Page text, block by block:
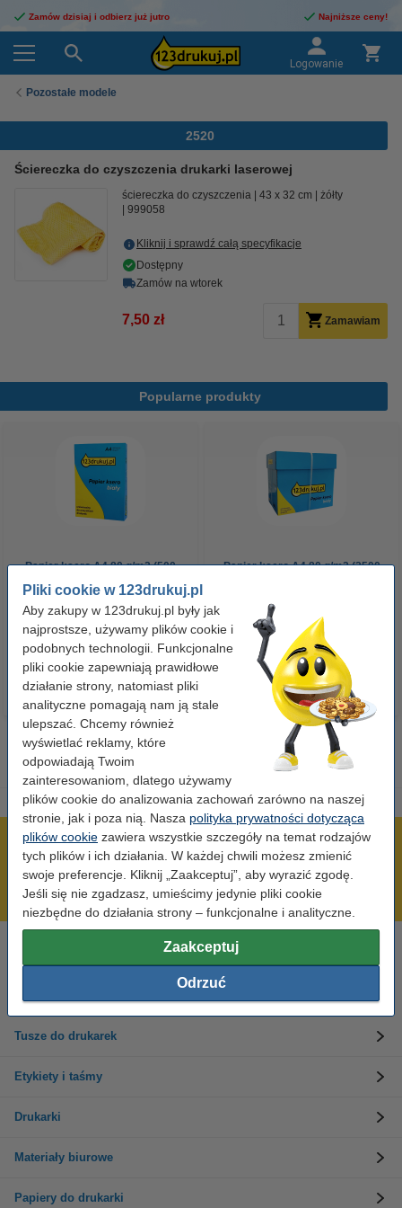
Pliki cookie w 123drukuj.pl
Aby zakupy w 123drukuj.pl były jak
najprostsze, używamy plików cookie i
podobnych technologii. Funkcjonalne
pliki cookie zapewniają prawidłowe
działanie strony, natomiast pliki
analityczne pomagają nam ją stale
ulepszać. Chcemy również
wyświetlać reklamy, które
odpowiadają Twoim
zainteresowaniom, dlatego używamy
plików cookie do analizowania zachowań zarówno na naszej
stronie, jak i poza nią. Nasza polityka prywatności dotycząca
plików cookie zawiera wszystkie szczegóły na temat rodzajów
tych plików i ich działania. W każdej chwili możesz zmienić
swoje preferencje. Kliknij „Zaakceptuj”, aby wyrazić zgodę.
Jeśli się nie zgadzasz, umieścimy jedynie pliki cookie
niezbędne do działania strony – funkcjonalne i analityczne.
Zaakceptuj
Odrzuć
Zamów dzisiaj i odbierz już jutro Najniższe ceny!
Logowanie
Pozostałe modele
2520
Ściereczka do czyszczenia drukarki laserowej
ściereczka do czyszczenia 43 x 32 cm
żółty
999058
Kliknij i sprawdź całą specyfikacje
Dostępny
Zamów na wtorek
7,50 zł Zamawiam
Popularne produkty
Papier ksero A4 80 g/m2 (500
szt.), 123drukuj
23,00 zł z VAT
Papier ksero A4 80 g/m2 (2500
110,00 zł z VAT
600 tysięcy zadowolonych klientów
Wysyłka już dzisiaj!
Najniższe ceny!
Potrzebujesz pomocy?
Skontaktuj się z nami 123 123 270
Pn-Pt od 8:00 do 16:00
Tusze do drukarek
Etykiety i taśmy
Drukarki
Materiały biurowe
Papiery do drukarki